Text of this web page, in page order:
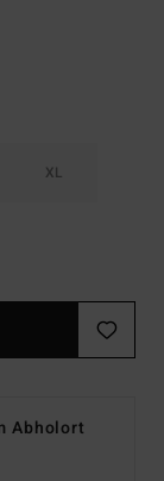
XL
Abholort